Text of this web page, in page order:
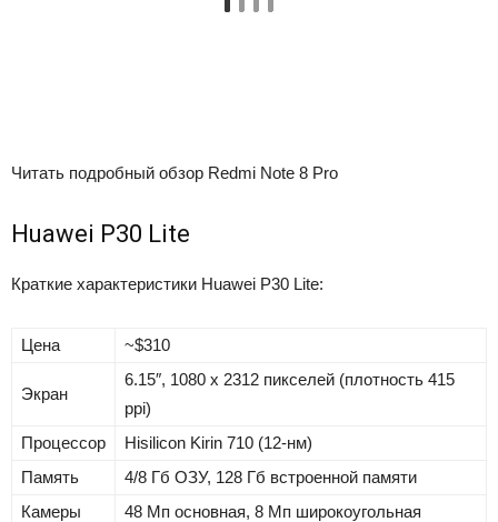
Читать подробный обзор Redmi Note 8 Pro
Huawei P30 Lite
Краткие характеристики Huawei P30 Lite:
Цена ~$310
Экран
6.15″, 1080 x 2312 пикселей (плотность 415
ppi)
Процессор
Hisilicon Kirin 710 (12-нм)
Память
4/8 Гб ОЗУ, 128 Гб встроенной памяти
Камеры
48 Мп основная, 8 Мп широкоугольная